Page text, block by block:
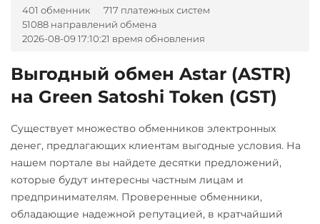
401 обменник
717 платежных систем
51088 направлений обмена
2026-08-09 17:10:21 время обновления
Выгодный обмен Astar (ASTR)
на Green Satoshi Token (GST)
Существует множество обменников электронных
денег, предлагающих клиентам выгодные условия. На
нашем портале вы найдете десятки предложений,
которые будут интересны частным лицам и
предпринимателям. Проверенные обменники,
обладающие надежной репутацией, в кратчайший